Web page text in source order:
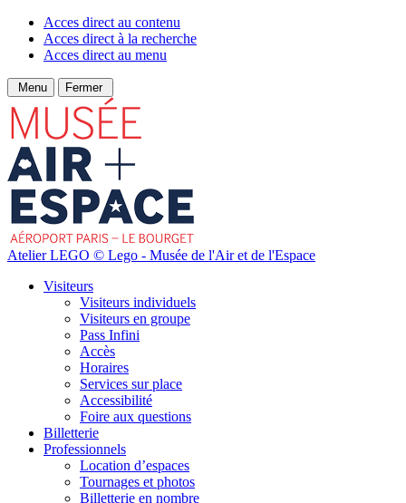
Acces direct au contenu
Acces direct à la recherche
Acces direct au menu
Menu Fermer
Atelier LEGO © Lego - Musée de l'Air et de l'Espace
Visiteurs
Visiteurs individuels
Visiteurs en groupe
Pass Infini
Accès
Horaires
Services sur place
Accessibilité
Foire aux questions
Billetterie
Professionnels
Location d’espaces
Tournages et photos
Billetterie en nombre